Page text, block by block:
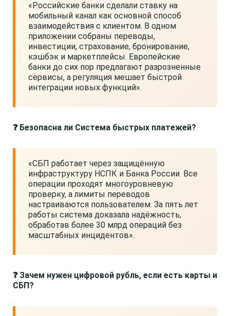
«Российские банки сделали ставку на
мобильный канал как основной способ
взаимодействия с клиентом. В одном
приложении собраны переводы,
инвестиции, страхование, бронирование,
кэшбэк и маркетплейсы. Европейские
банки до сих пор предлагают разрозненные
сервисы, а регуляция мешает быстрой
интеграции новых функций».
❓ Безопасна ли Система быстрых платежей?
«СБП работает через защищённую
инфраструктуру НСПК и Банка России. Все
операции проходят многоуровневую
проверку, а лимиты переводов
настраиваются пользователем. За пять лет
работы система доказала надёжность,
обработав более 30 млрд операций без
масштабных инцидентов».
❓ Зачем нужен цифровой рубль, если есть карты и
СБП?